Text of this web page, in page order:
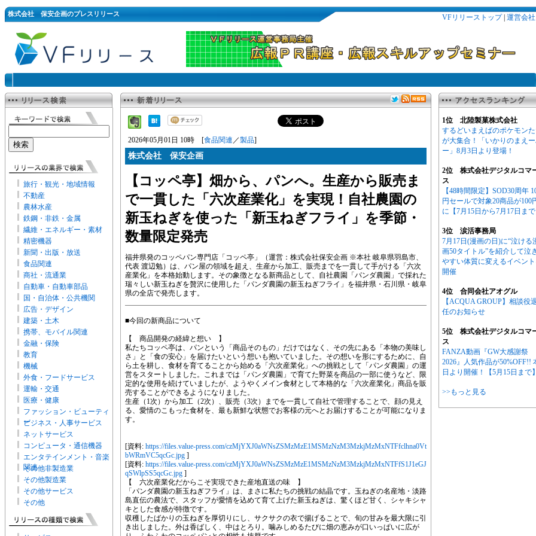
株式会社 保安企画のプレスリリース VFリリーストップ| 運営会社
旅行・観光・地域情報
不動産
農林水産
鉄鋼・非鉄・金属
繊維・エネルギー・素材
精密機器
新聞・出版・放送
食品関連
商社・流通業
自動車・自動車部品
国・自治体・公共機関
広告・デザイン
建築・土木
携帯、モバイル関連
金融・保険
教育
機械
外食・フードサービス
運輸・交通
医療・健康
ファッション・ビューティ
ー
ビジネス・人事サービス
ネットサービス
コンピュータ・通信機器
エンタテインメント・音楽
関連
その他非製造業
その他製造業
その他サービス
その他
2026年05月01日 10時 [食品関連 ／製品]
株式会社 保安企画
【コッペ亭】畑から、パンへ。生産から販売ま
で一貫した「六次産業化」を実現！自社農園の
新玉ねぎを使った「新玉ねぎフライ」を季節・
数量限定発売
福井県発のコッペパン専門店「コッペ亭」（運営：株式会社保安企画 ※本社 岐阜県羽島市、
代表 渡辺勉）は、パン屋の領域を超え、生産から加工、販売までを一貫して手がける「六次
産業化」を本格始動します。その象徴となる新商品として、自社農園「パンダ農園」で採れた
瑞々しい新玉ねぎを贅沢に使用した「パンダ農園の新玉ねぎフライ」を福井県・石川県・岐阜
県の全店で発売します。
■今回の新商品について
【 商品開発の経緯と想い 】
私たちコッペ亭は、パンという「商品そのもの」だけではなく、その先にある「本物の美味し
さ」と「食の安心」を届けたいという想いも抱いていました。その想いを形にするために、自
ら土を耕し、食材を育てることから始める「六次産業化」への挑戦として「パンダ農園」の運
営をスタートしました。これまでは「パンダ農園」で育てた野菜を商品の一部に使うなど、限
定的な使用を続けていましたが、ようやくメイン食材として本格的な「六次産業化」商品を販
売することができるようになりました。
生産（1次）から加工（2次）、販売（3次）までを一貫して自社で管理することで、顔の見え
る、愛情のこもった食材を、最も新鮮な状態でお客様の元へとお届けすることが可能になりま
す。
[資料: https://files.value-press.com/czMjYXJ0aWNsZSMzMzE1MSMzNzM3MzkjMzMxNTFfclhna0Vt
bWRmVC5qcGc.jpg ]
[資料: https://files.value-press.com/czMjYXJ0aWNsZSMzMzE1MSMzNzM3MzkjMzMxNTFfS1J1eGJ
qSWlpSS5qcGc.jpg ]
【 六次産業化だからこそ実現できた産地直送の味 】
「パンダ農園の新玉ねぎフライ」は、まさに私たちの挑戦の結晶です。玉ねぎの名産地・淡路
島直伝の農法で、スタッフが愛情を込めて育て上げた新玉ねぎは、驚くほど甘く、シャキシャ
キとした食感が特徴です。
収穫したばかりの玉ねぎを厚切りにし、サクサクの衣で揚げることで、旬の甘みを最大限に引
き出しました。外は香ばしく、中はとろり。噛みしめるたびに畑の恵みが口いっぱいに広が
1位 北陸製菓株式会社
するどいまえばのポケモン
が大集合！「いかりのまえ
ー」8月3日より登場！
2位 株式会社デジタルコマ
ス
【48時間限定】SOD30周年
円セールで対象20商品が100
に【7月15日から7月17日まで
3位 涙活事務局
7月17日(漫画の日)に“泣ける
画50タイトル”を紹介して泣
やすい体質に変えるイベン
開催
4位 合同会社アオグル
【ACQUA GROUP】相談役
任のお知らせ
5位 株式会社デジタルコマ
ス
FANZA動画『GW大感謝祭
2026』人気作品が50%OFF!!
日より開催！【5月15日まで】
>>もっと見る